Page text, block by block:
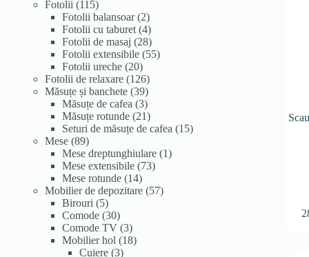
produse
Fotolii 115115
produse
Fotolii balansoar 22
produse
Fotolii cu taburet 44
produse
Fotolii de masaj 2828
de
Fotolii extensibile 5555
Fotolii ureche 2020
de
produse
Fotolii de relaxare 126126
de
produse
Măsuțe și banchete 3939
de
produse
Măsuțe de cafea 33
produse
Măsuțe rotunde 2121
de
Seturi de măsuțe de cafea 1515
Mese 8989
de
produse
Mese dreptunghiulare 11
Mese extensibile 7373
produse
Mese rotunde 1414
produse
Mobilier de depozitare 5757
Birouri 55
produse
Comode 3030
de
produse
Comode TV 33
produse
Mobilier hol 1818
Cuiere 33